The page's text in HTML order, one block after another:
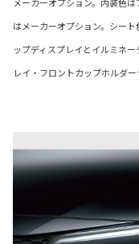
はメーカーオプション。シー
ップディスプレイとイルミネ
レイ・フロントカップホルダ